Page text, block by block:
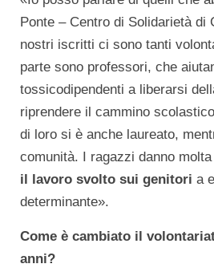
Ponte – Centro di Solidarietà di
nostri iscritti ci sono tanti
parte sono professori, che
tossicodipendenti a liberarsi
riprendere il cammino
di loro si è anche laureato,
comunità. I ragazzi danno
il lavoro svolto sui genitori a
determinante».
Come è cambiato il
anni?